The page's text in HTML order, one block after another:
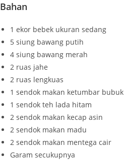
Bahan
1 ekor bebek ukuran sedang
5 siung bawang putih
4 siung bawang merah
2 ruas jahe
2 ruas lengkuas
1 sendok makan ketumbar bubuk
1 sendok teh lada hitam
2 sendok makan kecap asin
2 sendok makan madu
2 sendok makan mentega cair
Garam secukupnya